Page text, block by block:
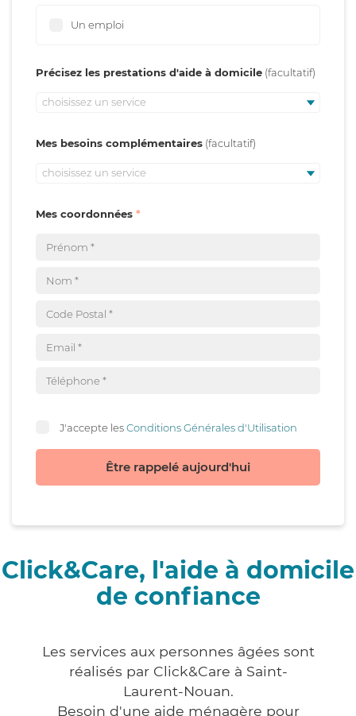
Un emploi
Précisez les prestations d'aide à domicile
choisissez un service
Mes besoins complémentaires
choisissez un service
Mes coordonnées
J'accepte lesConditions Générales d'Utilisation
Être rappelé aujourd'hui
Click&Care, l'aide à domicile
de confiance
Les services aux personnes âgées sont
réalisés par Click&Care à Saint-
Laurent-Nouan.
Besoin d'une aide ménagère pour